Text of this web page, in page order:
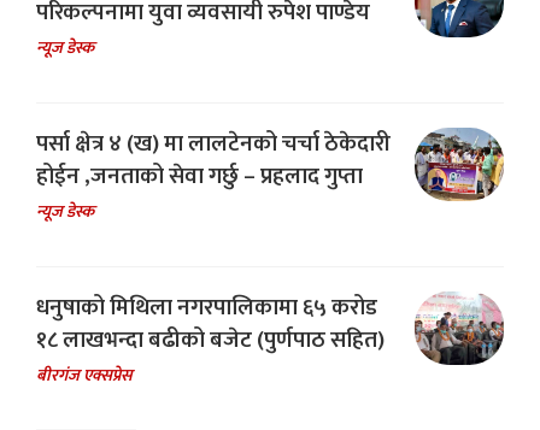
परिकल्पनामा युवा व्यवसायी रुपेश पाण्डेय
न्यूज डेस्क
पर्सा क्षेत्र ४ (ख) मा लालटेनको चर्चा ठेकेदारी
होईन ,जनताको सेवा गर्छु – प्रहलाद गुप्ता
न्यूज डेस्क
धनुषाको मिथिला नगरपालिकामा ६५ करोड
१८ लाखभन्दा बढीको बजेट (पुर्णपाठ सहित)
बीरगंज एक्सप्रेस